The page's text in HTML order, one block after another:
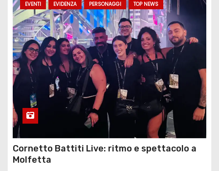
EVENTI EVIDENZA PERSONAGGI TOP NEWS
Cornetto Battiti Live: ritmo e spettacolo a
Molfetta